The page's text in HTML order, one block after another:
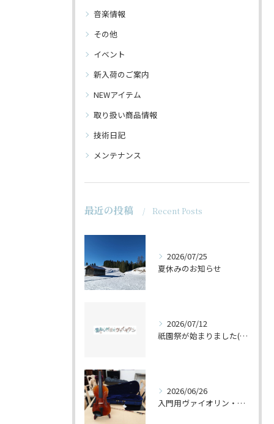
音楽情報
その他
イベント
新入荷のご案内
NEWアイテム
取り扱い商品情報
技術日記
メンテナンス
最近の投稿 Recent Posts
2026/07/25
夏休みのお知らせ
2026/07/12
祇園祭が始まりました(^^♪
2026/06/26
入門用ヴァイオリン・セットの仕上げ♪